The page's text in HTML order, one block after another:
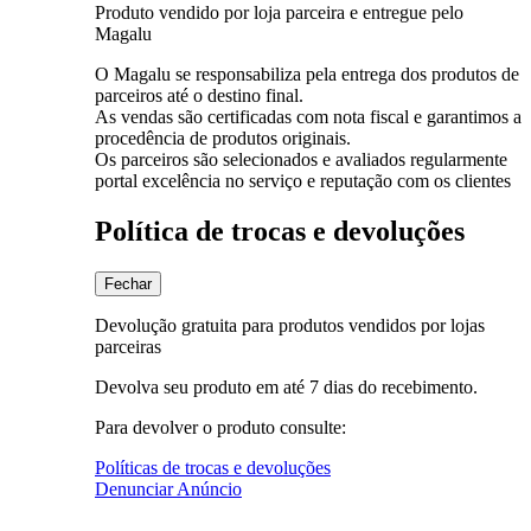
Produto vendido por loja parceira e entregue pelo
Magalu
O Magalu se responsabiliza pela entrega dos produtos de
parceiros até o destino final.
As vendas são certificadas com nota fiscal e garantimos a
procedência de produtos originais.
Os parceiros são selecionados e avaliados regularmente
portal excelência no serviço e reputação com os clientes
Política de trocas e devoluções
Fechar
Devolução gratuita para produtos vendidos por lojas
parceiras
Devolva seu produto em até 7 dias do recebimento.
Para devolver o produto consulte:
Políticas de trocas e devoluções
Denunciar Anúncio